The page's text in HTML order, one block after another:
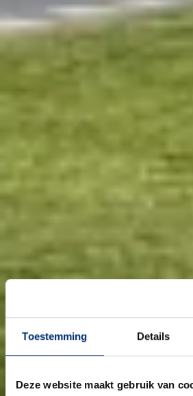
Toestemming Details
Deze website maakt gebruik van